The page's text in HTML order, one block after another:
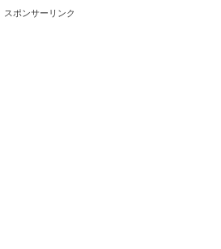
スポンサーリンク